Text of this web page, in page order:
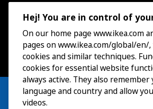
Hej! You are in control of
On our home page www.ikea.com
pages on www.ikea.com/global/en/
cookies and similar techniques.
cookies for essential website
always active. They also remember
language and country and allow
videos.